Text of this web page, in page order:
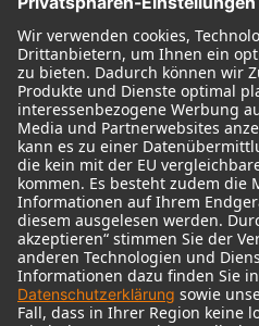
© 2018 - 2026Georg Neumann GmbH
Impressum